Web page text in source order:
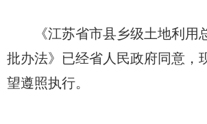
《江苏省市县乡级土地利用
批办法》已经省人民政府同意，
望遵照执行。